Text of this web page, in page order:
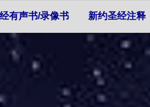
有声书/录像书 新约圣经注释